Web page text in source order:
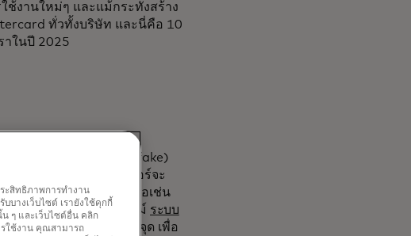
ช้งานใหม่ๆ และแม้กระทั่งสร้าง
ทั่วทั้งบริษัท และนี่คือ 10
าในปี 2025
ร้างวิดีโอปลอม (deep-fake)
ดว่าอาชญากรรมไซเบอร์จะ
ล้วอาวุธนี้ก็เป็นเครื่องมือเช่น
ดภัยคุกคามแบบเรียลไทม์ ระบบ
สแกนข้อมูล 1 ล้านล้านจุด เพื่อ
ะสิทธิภาพการทำงาน
บางเว็บไซต์ เรายังใช้คุกกี้
ๆ และเว็บไซต์อื่น คลิก
รใช้งาน คุณสามารถ